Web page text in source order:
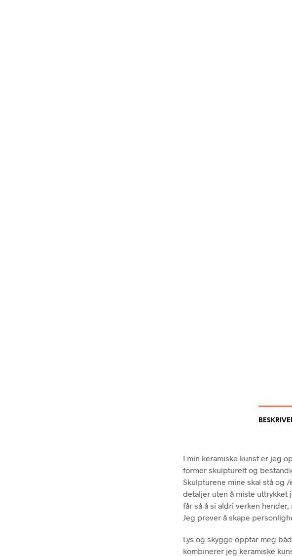
I min keramiske kunst er jeg
former skulpturelt og
Skulpturene mine skal stå og
detaljer uten å miste uttrykket
får så å si aldri verken
Jeg prøver å skape
Lys og skygge opptar meg
kombinerer jeg keramiske